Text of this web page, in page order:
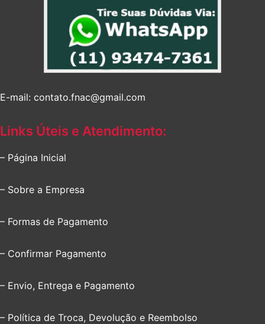
E-mail: contato.fnac@gmail.com
Links Úteis e Atendimento:
– Página Inicial
– Sobre a Empresa
– Formas de Pagamento
– Confirmar Pagamento
– Envio, Entrega e Pagamento
– Política de Troca, Devolução e Reembolso